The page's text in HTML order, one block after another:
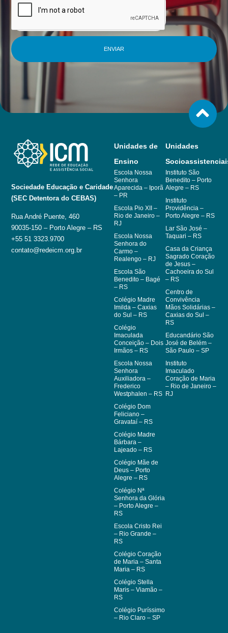
ENVIAR
Sociedade Educação e Caridade
(SEC Detentora do CEBAS)
Rua André Puente, 460
90035-150 – Porto Alegre – RS
+55 51 3323.9700
contato@redeicm.org.br
Unidades de
Ensino
Escola Nossa
Senhora
Aparecida – Iporã
– PR
Escola Pio XII –
Rio de Janeiro –
RJ
Escola Nossa
Senhora do
Carmo –
Realengo – RJ
Escola São
Benedito – Bagé
– RS
Colégio Madre
Imilda – Caxias
do Sul – RS
Colégio
Imaculada
Conceição – Dois
Irmãos – RS
Escola Nossa
Senhora
Auxiliadora –
Frederico
Westphalen – RS
Colégio Dom
Feliciano –
Gravataí – RS
Colégio Madre
Bárbara –
Lajeado – RS
Colégio Mãe de
Deus – Porto
Alegre – RS
Colégio Nª
Senhora da Glória
– Porto Alegre –
RS
Escola Cristo Rei
– Rio Grande –
RS
Colégio Coração
de Maria – Santa
Maria – RS
Colégio Stella
Maris – Viamão –
RS
Colégio Puríssimo
– Rio Claro – SP
Unidades
Instituto São
Benedito – Porto
Alegre – RS
Instituto
Providência –
Porto Alegre – RS
Lar São José –
Taquari – RS
Casa da Criança
Sagrado Coração
de Jesus –
Cachoeira do Sul
– RS
Centro de
Convivência
Mãos Solidárias –
Caxias do Sul –
RS
Educandário São
José de Belém –
São Paulo – SP
Instituto
Imaculado
Coração de Maria
– Rio de Janeiro –
RJ